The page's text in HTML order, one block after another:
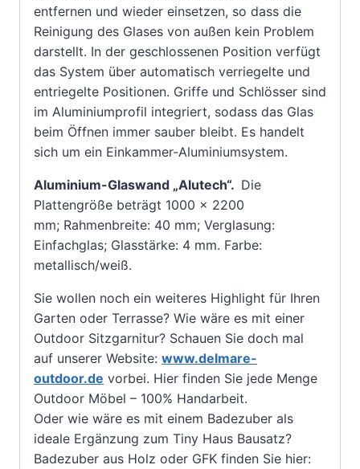
entfernen und wieder einsetzen, so dass die
Reinigung des Glases von außen kein Problem
darstellt. In der geschlossenen Position verfügt
das System über automatisch verriegelte und
entriegelte Positionen. Griffe und Schlösser sind
im Aluminiumprofil integriert, sodass das Glas
beim Öffnen immer sauber bleibt. Es handelt
sich um ein Einkammer-Aluminiumsystem.
Aluminium-Glaswand „Alutech“. Die
Plattengröße beträgt 1000 x 2200
mm; Rahmenbreite: 40 mm; Verglasung:
Einfachglas; Glasstärke: 4 mm. Farbe:
metallisch/weiß.
Sie wollen noch ein weiteres Highlight für Ihren
Garten oder Terrasse? Wie wäre es mit einer
Outdoor Sitzgarnitur? Schauen Sie doch mal
auf unserer Website: www.delmare-
outdoor.de vorbei. Hier finden Sie jede Menge
Outdoor Möbel – 100% Handarbeit.
Oder wie wäre es mit einem Badezuber als
ideale Ergänzung zum Tiny Haus Bausatz?
Badezuber aus Holz oder GFK finden Sie hier: